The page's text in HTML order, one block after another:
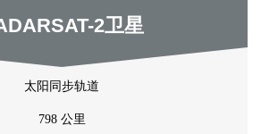
2卫星
太阳同步轨道
798 公里